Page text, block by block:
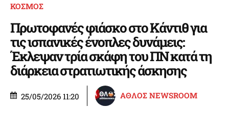
ΚΟΣΜΟΣ
Πρωτοφανές φιάσκο στο Κάντιθ για
τις ισπανικές ένοπλες δυνάμεις:
Έκλεψαν τρία σκάφη του ΠΝ κατά τη
διάρκεια στρατιωτικής άσκησης
25/05/2026 11:20 ΑΘΛΟΣ NEWSROOM